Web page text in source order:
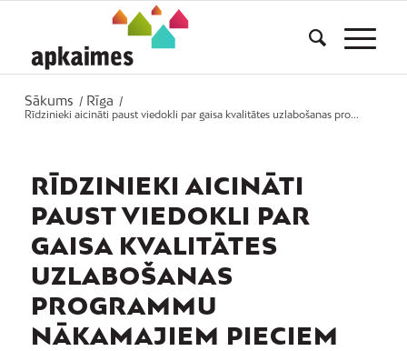
Sākums / Rīga
/
Rīdzinieki aicināti paust viedokli par gaisa kvalitātes uzlabošanas pro...
RĪDZINIEKI AICINĀTI
PAUST VIEDOKLI PAR
GAISA KVALITĀTES
UZLABOŠANAS
PROGRAMMU
NĀKAMAJIEM PIECIEM